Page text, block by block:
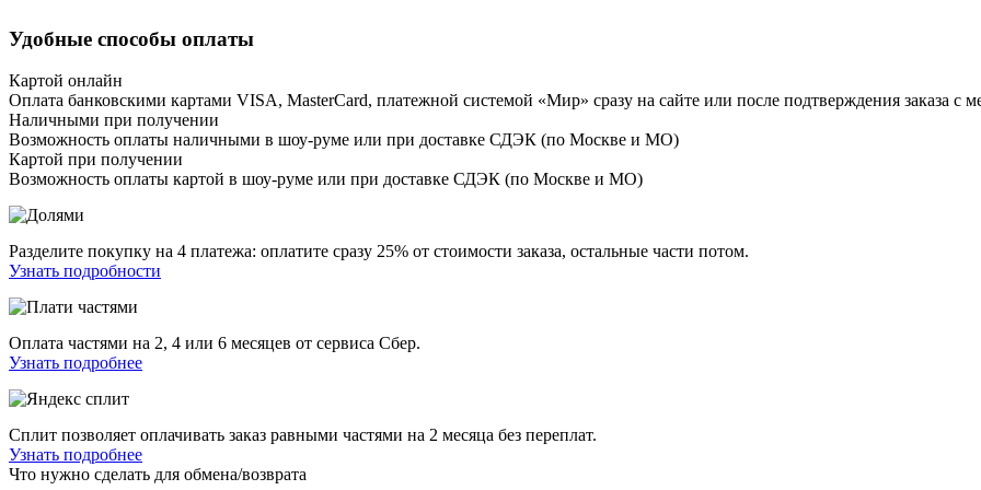
Удобные способы оплаты
Картой онлайн
Оплата банковскими картами VISA, MasterCard, платежной системой «Мир» сразу на сайте или после подтверждения заказа с
Наличными при получении
Возможность оплаты наличными в шоу-руме или при доставке СДЭК (по Москве и МО)
Картой при получении
Возможность оплаты картой в шоу-руме или при доставке СДЭК (по Москве и МО)
Разделите покупку на 4 платежа: оплатите сразу 25% от стоимости заказа, остальные части потом.
Узнать подробности
Оплата частями на 2, 4 или 6 месяцев от сервиса Сбер.
Узнать подробнее
Сплит позволяет оплачивать заказ равными частями на 2 месяца без переплат.
Узнать подробнее
Что нужно сделать для обмена/возврата